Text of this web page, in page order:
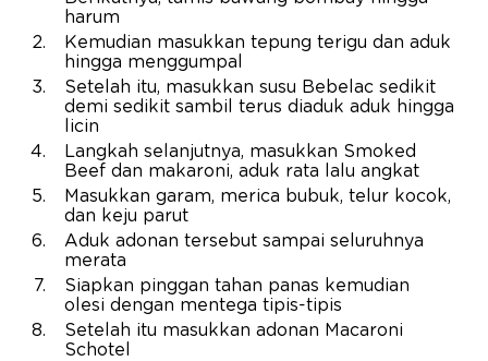
harum
Kemudian masukkan tepung terigu dan aduk
hingga menggumpal
Setelah itu, masukkan susu Bebelac sedikit
demi sedikit sambil terus diaduk aduk hingga
licin
Langkah selanjutnya, masukkan Smoked
Beef dan makaroni, aduk rata lalu angkat
Masukkan garam, merica bubuk, telur kocok,
dan keju parut
Aduk adonan tersebut sampai seluruhnya
merata
Siapkan pinggan tahan panas kemudian
olesi dengan mentega tipis-tipis
Setelah itu masukkan adonan Macaroni
Schotel